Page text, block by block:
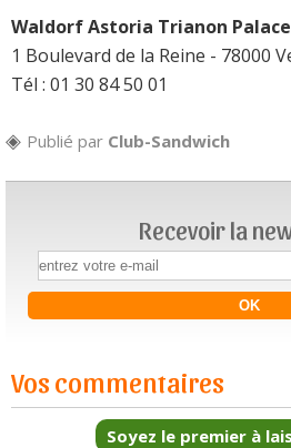
Waldorf Astoria Trianon Palace
1 Boulevard de la Reine - 78000
Tél : 01 30 84 50 01
Publié par Club-Sandwich
Recevoir la
Vos commentaires
Soyez le premier à